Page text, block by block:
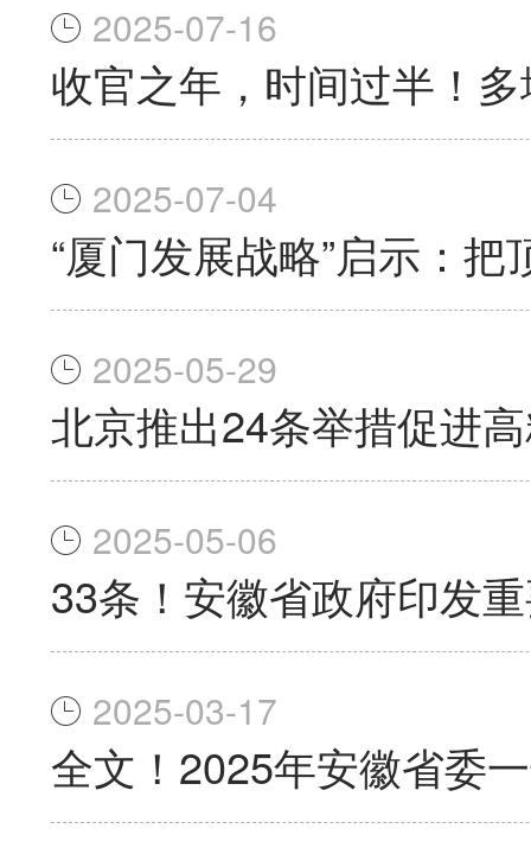
2025-07-16
收官之年，时间过半！
2025-07-04
“厦门发展战略”启示：
2025-05-29
北京推出24条举措促进
2025-05-06
33条！安徽省政府印发
2025-03-17
全文！2025年安徽省委